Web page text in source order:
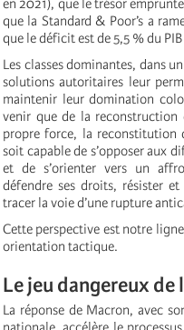
en 2021), que le trésor
que la Standard & Poor’s a
que le déficit est de 5,5 % du
Les classes dominantes, dans
solutions autoritaires leur
maintenir leur domination
venir que de la
propre force, la reconstitution
soit capable de s’opposer aux
et de s’orienter vers un
défendre ses droits, résister
tracer la voie d’une rupture
Cette perspective est notre
orientation tactique.
Le jeu dangereux
La réponse de Macron, avec